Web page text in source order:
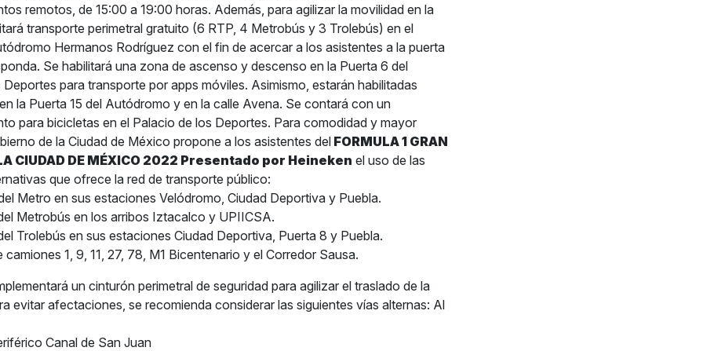
remotos, de 15:00 a 19:00 horas. Además, para agilizar la movilidad en la
transporte perimetral gratuito (6 RTP, 4 Metrobús y 3 Trolebús) en el
Hermanos Rodríguez con el fin de acercar a los asistentes a la puerta
Se habilitará una zona de ascenso y descenso en la Puerta 6 del
para transporte por apps móviles. Asimismo, estarán habilitadas
la Puerta 15 del Autódromo y en la calle Avena. Se contará con un
para bicicletas en el Palacio de los Deportes. Para comodidad y mayor
de la Ciudad de México propone a los asistentes delFORMULA 1 GRAN
CIUDAD DE MÉXICO 2022 Presentado por Heineken el uso de las
que ofrece la red de transporte público:
Metro en sus estaciones Velódromo, Ciudad Deportiva y Puebla.
Metrobús en los arribos Iztacalco y UPIICSA.
Trolebús en sus estaciones Ciudad Deportiva, Puerta 8 y Puebla.
camiones 1, 9, 11, 27, 78, M1 Bicentenario y el Corredor Sausa.
un cinturón perimetral de seguridad para agilizar el traslado de la
evitar afectaciones, se recomienda considerar las siguientes vías alternas: Al
Canal de San Juan